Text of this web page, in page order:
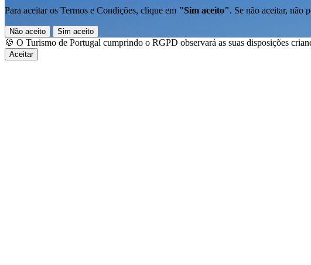
Para aceitar os Termos e Condições, clique em "Sim aceito". Se não aceitar, não
Não aceito Sim aceito
🍪 O Turismo de Portugal cumprindo o RGPD observará as suas disposições
Aceitar